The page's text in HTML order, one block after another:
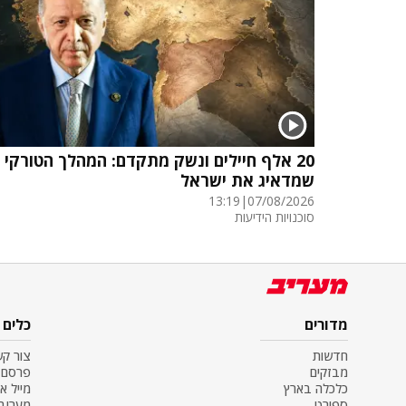
20 אלף חיילים ונשק מתקדם: המהלך הטורקי
שמדאיג את ישראל
07/08/2026
|
13:19
סוכנויות הידיעות
מדורים
חדשות
מבזקים
כלכלה בארץ
כלים
צור
פרסם
מייל